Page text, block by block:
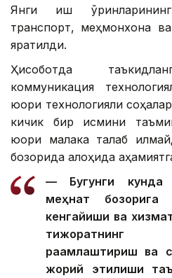
Янги иш
транспорт, меҳмонхона
яратилди.
Ҳисоботда
коммуникация
юқори технологияли
кичик бир қисмини
юқори малака талаб
бозорида алоҳида
— Бугунги кунда
меҳнат бозорига
кенгайиши ва
рақамлаштириш ва
жорий этилиши